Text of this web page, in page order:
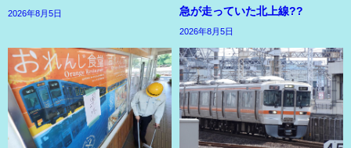
2026年8月5日
急が走っていた北上線??
2026年8月5日